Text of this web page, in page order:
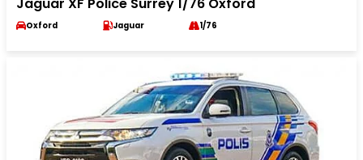
Jaguar XF Police Surrey 1/76 Oxford
Oxford Jaguar 1/76